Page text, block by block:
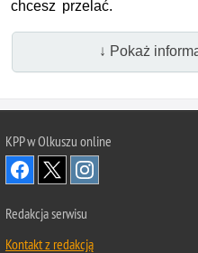
chcesz przelać.
↓ Pokaż
KPP w Olkuszu online
Redakcja serwisu
Kontakt z redakcją